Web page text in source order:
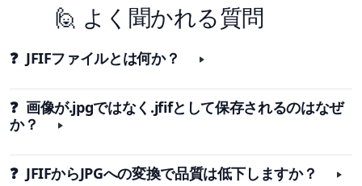
🙋 よく聞かれる質問
❓ JFIFファイルとは何か？
❓ 画像が.jpgではなく.jfifとして保存されるのはなぜ
か？
❓ JFIFからJPGへの変換で品質は低下しますか？